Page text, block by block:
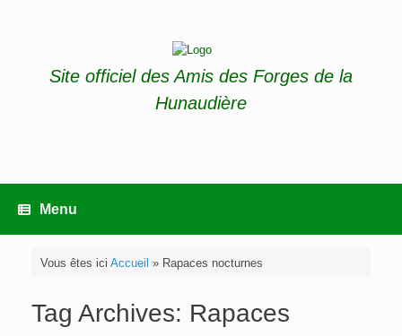
Site officiel des Amis des Forges de la
Hunaudière
Menu
Vous êtes ici Accueil » Rapaces nocturnes
Tag Archives: Rapaces